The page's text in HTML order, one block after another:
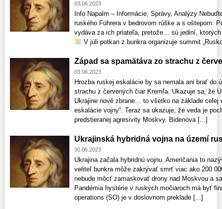
03.06.2023
Info Napalm – Informácie, Správy, Analýzy
ruského Führera v bedrovom rúške a s oštepom:
vydáva za ich priateľa, pretože… sú jediní,
V júli potkan z bunkra organizuje summit
Západ sa spamätáva zo strachu z
03.06.2023
Hrozba ruskej eskalácie by sa nemala ani brať do
strachu z červených čiar Kremľa. Ukazuje sa, že
Ukrajine nové zbrane… to všetko na základe celej
eskalácie vojny“. Teraz sa ukazuje, že veda je
predstieranej agresivity Moskvy. Bidenova [...]
Ukrajinská hybridná vojna na území
30.05.2023
Ukrajina začala hybridnú vojnu. Američania to
veliteľ bunkra môže zakrývať smrť viac ako 200
nebude môcť zamaskovať drony nad Moskvou a
Pandémia hystérie v ruských močiaroch má byť
operations (SO) je v doslovnom preklade [...]